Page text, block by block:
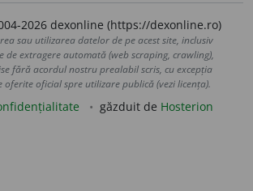
2026 dexonline (https://dexonline.ro)
sau utilizarea datelor de pe acest site, inclusiv
de extragere automată (web scraping, crawling),
fără acordul nostru prealabil scris, cu excepția
oferite oficial spre utilizare publică (vezi licența).
găzduit de Hosterion